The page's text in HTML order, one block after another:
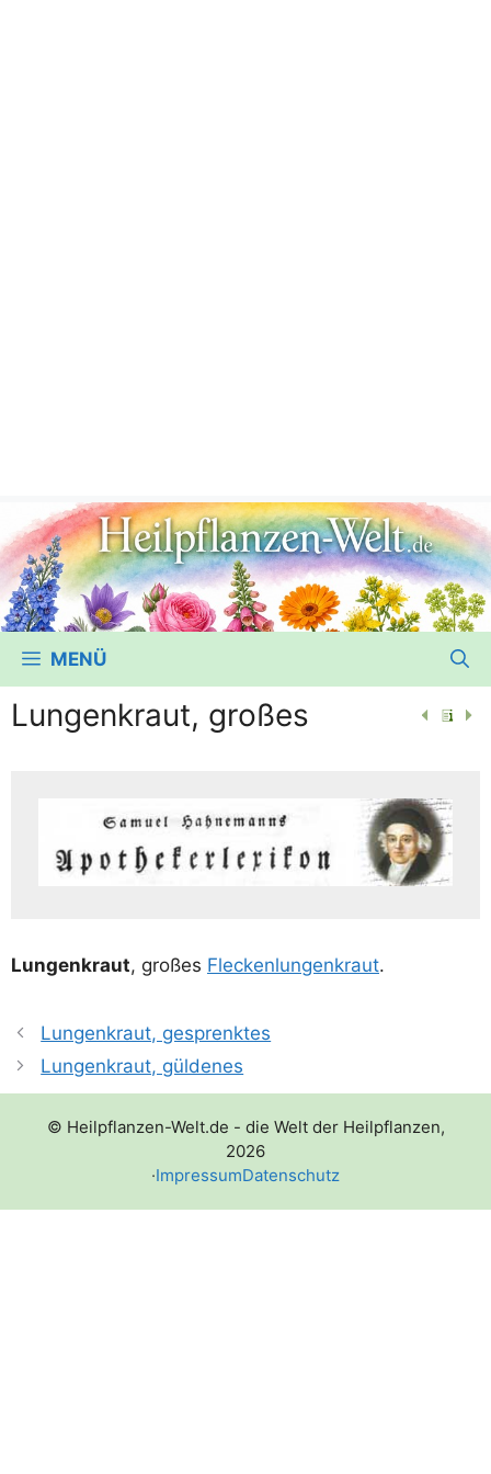
MENÜ
Lungenkraut, großes
Lun­gen­kraut, gro­ßes Fle­cken­lun­gen­kraut.
Lungenkraut, gesprenktes
Lungenkraut, güldenes
© Heilpflanzen-Welt.de - die Welt der Heilpflanzen,
2026
·ImpressumDatenschutz